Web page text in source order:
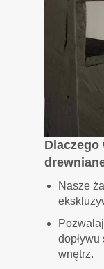
Dlaczego
Nasze
wnętrz.